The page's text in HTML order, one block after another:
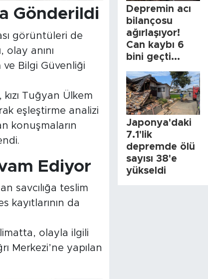
Gönderildi
görüntüleri de
olay anını
Bilgi Güvenliği
Tuğyan Ülkem
eşleştirme analizi
konuşmaların
Ediyor
savcılığa teslim
kayıtlarının da
olayla ilgili
Merkezi’ne yapılan
Depremin acı
bilançosu
ağırlaşıyor!
Can kaybı 6
bini geçti...
Japonya'daki
7.1'lik
depremde ölü
sayısı 38'e
yükseldi